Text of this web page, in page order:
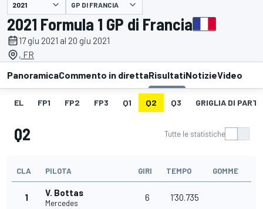
presentato da GP DI FRANCIA
2021 Formula 1 GP di Francia
17 giu 2021 al 20 giu 2021
, FR
PanoramicaCommento in direttaRisultatiNotizieVideo
EL FP1 FP2 FP3 Q1 Q2 Q3 GRIGLIA DI
Q2 Tutte le statistiche
CLA PILOTA GIRI TEMPO GOMME
1 V. Bottas
Mercedes
6 1'30.735